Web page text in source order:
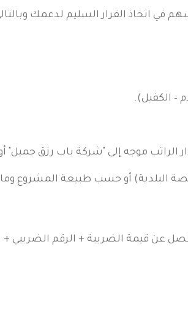
في اتخاذ القرار السليم لدعمك
– الكفيل).
موجه إلى "شركة باب رزق جميل"
البلدية) أو حسب طبيعة المشروع
عن قيمة الضريبة + الرقم الضريبي